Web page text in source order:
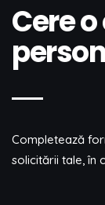
Cere
Completează
solicitării tale, în